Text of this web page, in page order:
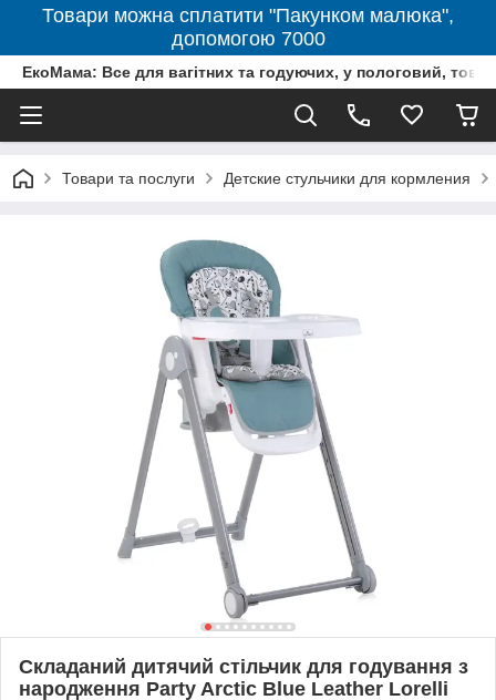
Товари можна сплатити "Пакунком малюка",
допомогою 7000
ЕкоМама: Все для вагітних та годуючих, у пологовий,
Товари та послуги Детские стульчики для кормления
Складаний дитячий стільчик для годування з
народження Party Arctic Blue Leather Lorelli